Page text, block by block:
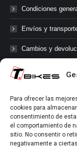
Para ofrecer las
cookies para
consentimiento de
el comportamiento de
sitio. No consentir o
negativamente a
Condiciones
Envíos y
Cambios y
@tbikes.cat #tbikes
Síguenos en las
nuestras novedades,
y muchos más!